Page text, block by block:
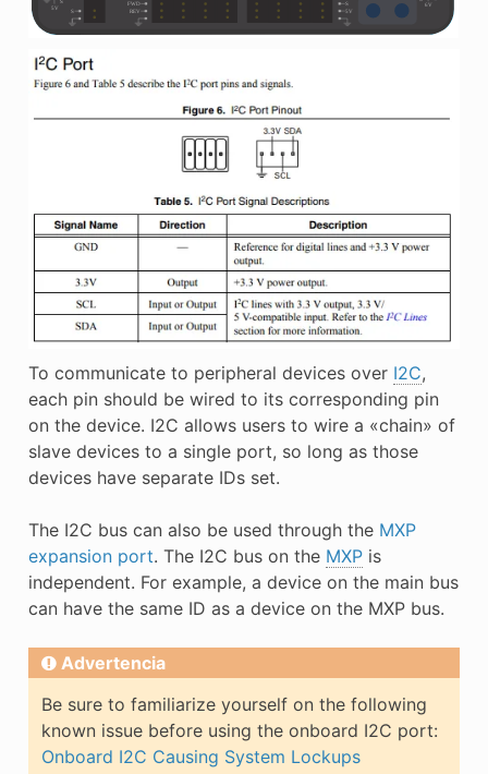
To communicate to peripheral devices over I2C,
each pin should be wired to its corresponding pin
on the device. I2C allows users to wire a «chain» of
slave devices to a single port, so long as those
devices have separate IDs set.
The I2C bus can also be used through the MXP
expansion port. The I2C bus on the MXPis
independent. For example, a device on the main bus
can have the same ID as a device on the MXP bus.
Advertencia
Be sure to familiarize yourself on the following
known issue before using the onboard I2C port:
Onboard I2C Causing System Lockups